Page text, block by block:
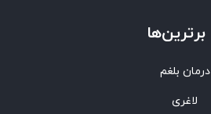
برترین‌ها
درمان بلغم
لاغری